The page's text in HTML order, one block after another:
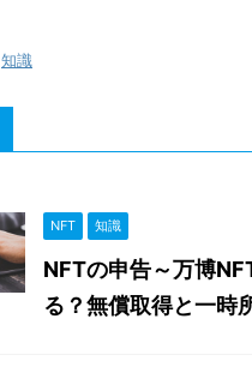
知識
NFT 知識
NFTの申告～万博
る？無償取得と一時